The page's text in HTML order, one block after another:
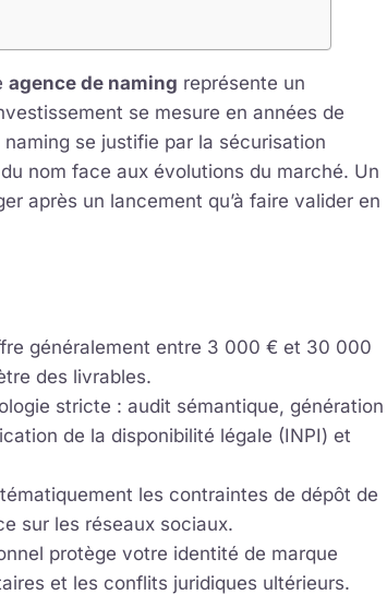
agence de naming représente un
se mesure en années de
se justifie par la sécurisation
nom face aux évolutions du marché. Un
après un lancement qu’à faire valider en
généralement entre 3 000 € et 30 000
des livrables.
stricte : audit sémantique, génération
de la disponibilité légale (INPI) et
les contraintes de dépôt de
sur les réseaux sociaux.
protège votre identité de marque
et les conflits juridiques ultérieurs.